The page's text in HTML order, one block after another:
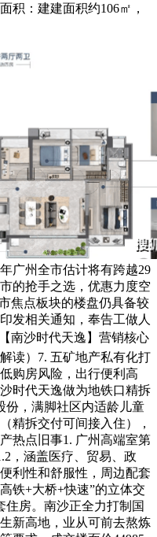
积：建建面积约106㎡，
广州全市估计将有跨越29
的抢手之选，优惠力度空
焦点板块的楼盘仍具备较
发相关通知，奉告工做人
南沙时代天逸】营销核心
读）7. 五矿地产私有化打
购房风险，出行便利高
时代天逸做为地铁口精拆
份，满脚社区内适龄儿童
精拆交付可间接入住），
热点旧事1. 广州高端室第
，涵盖医疗、贸易、政
利性和舒服性，周边配套
铁+大桥+快速”的立体交
住房。南沙正全力打制国
新高地，业从可前去熬炼